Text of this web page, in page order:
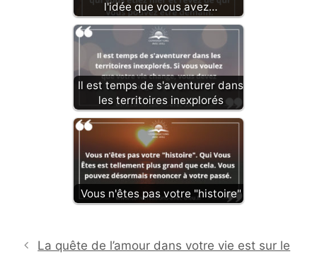
l'idée que vous avez…
Il est temps de s'aventurer dans
les territoires inexplorés
Vous n'êtes pas votre "histoire"
La quête de l’amour dans votre vie est sur le